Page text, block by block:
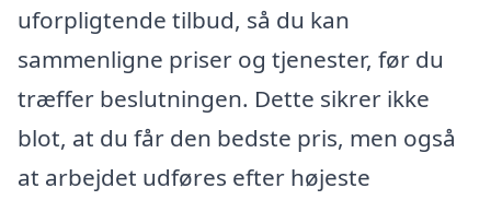
uforpligtende tilbud, så du kan
sammenligne priser og tjenester, før du
træffer beslutningen. Dette sikrer ikke
blot, at du får den bedste pris, men også
at arbejdet udføres efter højeste